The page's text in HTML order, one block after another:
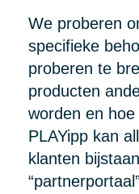
We proberen
specifieke
proberen te
producten
worden en
PLAYipp kan
klanten